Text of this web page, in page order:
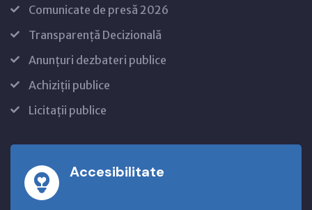
Comunicate de presă 2026
Transparență Decizională
Anunțuri dezbateri publice
Achiziții publice
Licitații publice
Accesibilitate